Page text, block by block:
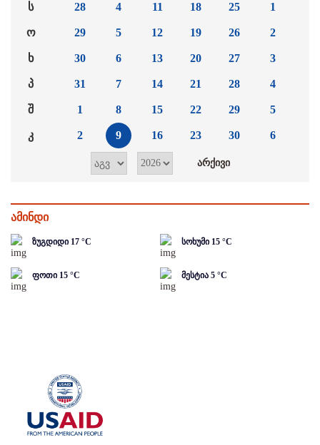
ს
ო
ხ
პ
შ
კ
28
29
30
31
1
2
4
5
6
7
8
9
11
12
13
14
15
16
18
19
20
21
22
23
25
26
27
28
29
30
1
2
3
4
5
6
ამინდი
ზუგდიდი 17 °C სოხუმი 15 °C
ფოთი 15 °C მესტია 5 °C